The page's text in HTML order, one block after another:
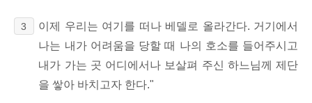
3
이제 우리는 여기를 떠나 베델로 올라간다. 거기에서
나는 내가 어려움을 당할 때 나의 호소를 들어주시고
내가 가는 곳 어디에서나 보살펴 주신 하느님께 제단
을 쌓아 바치고자 한다."